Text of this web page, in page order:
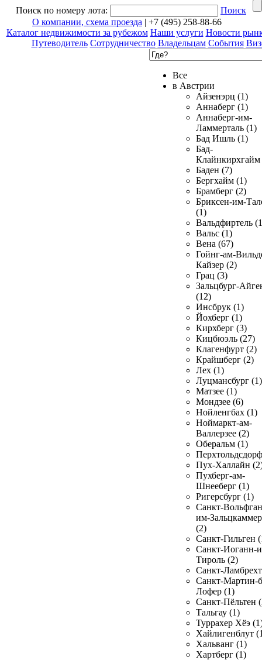
Поиск по номеру лота:
Поиск
О компании, схема проезда | +7 (495) 258-88-66
Каталог недвижимости за рубежом Наши услуги Новости
Путеводитель Сотрудничество Владельцам События
Все
в Австрии
Айзенэрц (1)
Аннаберг (1)
Аннаберг-им-
Ламмерталь (1)
Бад Ишль (1)
Бад-
Клайнкирхгайм
Баден (7)
Бергхайм (1)
Брамберг (2)
Бриксен-им-
(1)
Вальдфиртель
Вальс (1)
Вена (67)
Гойнг-ам-
Кайзер (2)
Грац (3)
Зальцбург-
(12)
Инсбрук (1)
Йохберг (1)
Кирхберг (3)
Кицбюэль (27)
Клагенфурт (2)
Крайшберг (2)
Лех (1)
Луцмансбург (1)
Матзее (1)
Мондзее (6)
Нойленгбах (1)
Ноймаркт-ам-
Валлерзее (2)
Оберальм (1)
Пух-Халлайн
Пухберг-ам-
Шнееберг (1)
Ригерсбург (1)
Санкт-
им-
(2)
Санкт-Гильген
Санкт-Иоганн-
Тироль (2)
Санкт-
Санкт-Мартин-
Лофер (1)
Санкт-Пёльтен
Тальгау (1)
Туррахер Хёэ
Хайлигенблут
Хальванг (1)
Хартберг (1)